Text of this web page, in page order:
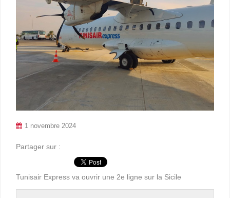
1 novembre 2024
Partager sur :
Tunisair Express va ouvrir une 2e ligne sur la Sicile